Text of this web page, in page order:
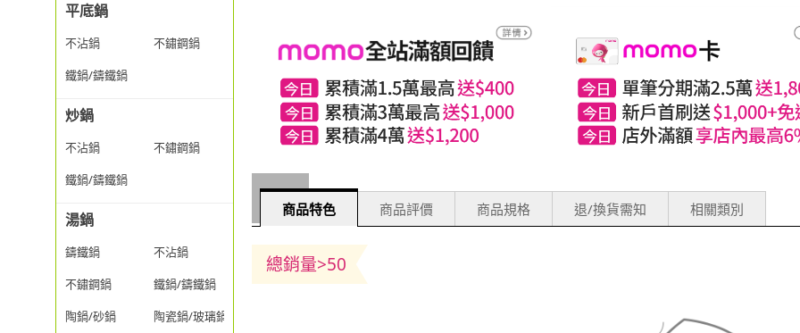
平底鍋
不沾鍋
不鏽鋼鍋
鐵鍋/鑄鐵鍋
炒鍋
不沾鍋
不鏽鋼鍋
鐵鍋/鑄鐵鍋
湯鍋
鑄鐵鍋
不沾鍋
不鏽鋼鍋
鐵鍋/鑄鐵鍋
陶鍋/砂鍋
陶瓷鍋/玻璃鍋/透明鍋
商品特色 商品評價 商品規格 退/換貨需知 相關類別
總銷量>50